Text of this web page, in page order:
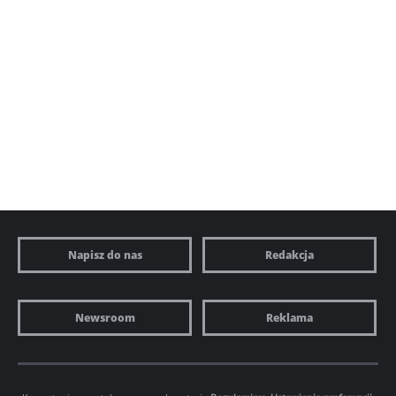
Napisz do nas Redakcja
Newsroom Reklama